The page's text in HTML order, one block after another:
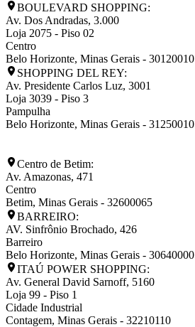
BOULEVARD SHOPPING:
Av. Dos Andradas, 3.000
Loja 2075 - Piso 02
Centro
Belo Horizonte, Minas Gerais - 30120010
SHOPPING DEL REY:
Av. Presidente Carlos Luz, 3001
Loja 3039 - Piso 3
Pampulha
Belo Horizonte, Minas Gerais - 31250010
Centro de Betim:
Av. Amazonas, 471
Centro
Betim, Minas Gerais - 32600065
BARREIRO:
AV. Sinfrônio Brochado, 426
Barreiro
Belo Horizonte, Minas Gerais - 30640000
ITAÚ POWER SHOPPING:
Av. General David Sarnoff, 5160
Loja 99 - Piso 1
Cidade Industrial
Contagem, Minas Gerais - 32210110